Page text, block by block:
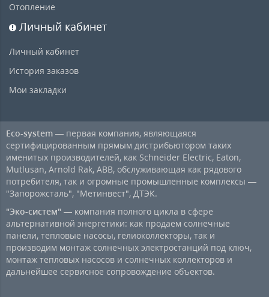
Отопление
Личный кабинет
Личный кабинет
История заказов
Мои закладки
Eco-system — первая компания, являющаяся
сертифицированным прямым дистрибьютором таких
именитых производителей, как Schneider Electric, Eaton,
Mutlusan, Arnold Rak, ABB, обслуживающая как рядового
потребителя, так и огромные промышленные комплексы —
"Запорожсталь", "Метинвест", ДТЭК.
"Эко-систем" — компания полного цикла в сфере
альтернативной энергетики: как продаем солнечные
панели, тепловые насосы, гелиоколлекторы, так и
производим монтаж солнечных электростанций под ключ,
монтаж тепловых насосов и солнечных коллекторов и
дальнейшее сервисное сопровождение объектов.